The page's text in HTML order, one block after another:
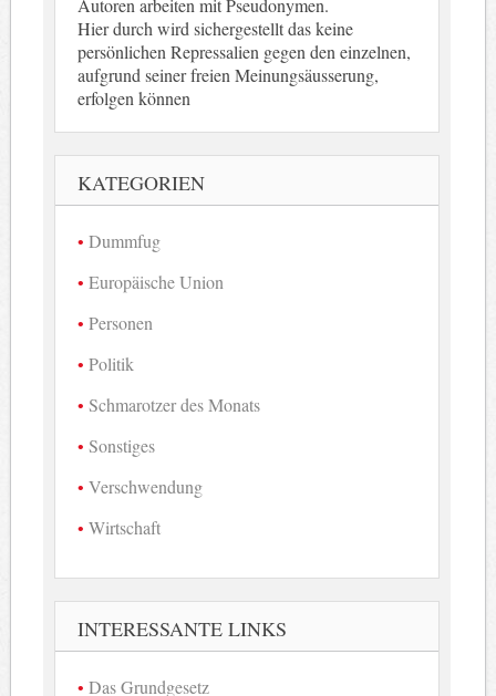
Autoren arbeiten mit Pseudonymen.
Hier durch wird sichergestellt das keine
persönlichen Repressalien gegen den einzelnen,
aufgrund seiner freien Meinungsäusserung,
erfolgen können
KATEGORIEN
Dummfug
Europäische Union
Personen
Politik
Schmarotzer des Monats
Sonstiges
Verschwendung
Wirtschaft
INTERESSANTE LINKS
Das Grundgesetz